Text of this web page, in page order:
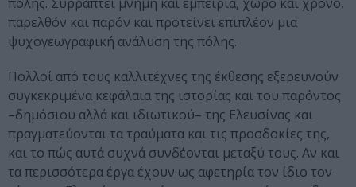
παρελθόν και παρόν και προτείνει επιπλέον μια
ψυχογεωγραφική ανάλυση της πόλης.
Πολλοί από τους καλλιτέχνες της έκθεσης εξερευνούν
συγκεκριμένα κεφάλαια της ιστορίας και του παρόντος
–δημόσιου αλλά και ιδιωτικού– της Ελευσίνας και
πραγματεύονται τα τραύματα και τις προσδοκίες της,
και το πώς αυτά συχνά συνδέονται μεταξύ τους. Αν και
τα περισσότερα έργα έχουν ως αφετηρία τον ίδιο τον